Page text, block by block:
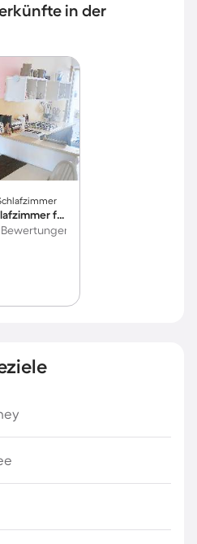
in der
Ferienwohnung mit 1 Schlafzimmer für 4 Personen
Bewertungen)